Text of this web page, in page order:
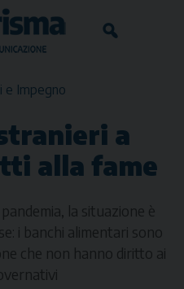
e Impegno
a
alla fame
la situazione è
i banchi alimentari sono
che non hanno diritto ai